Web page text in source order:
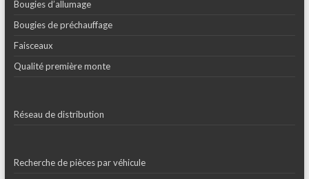
Bougies d’allumage
Bougies de préchauffage
Faisceaux
Qualité première monte
Réseau de distribution
Recherche de pièces par véhicule